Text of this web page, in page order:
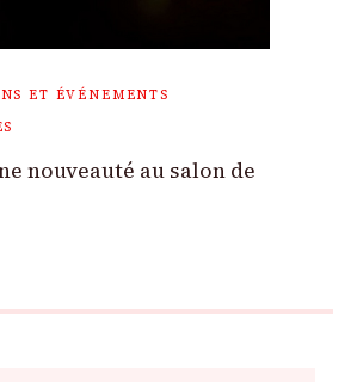
ET ÉVÉNEMENTS
nouveauté au salon de